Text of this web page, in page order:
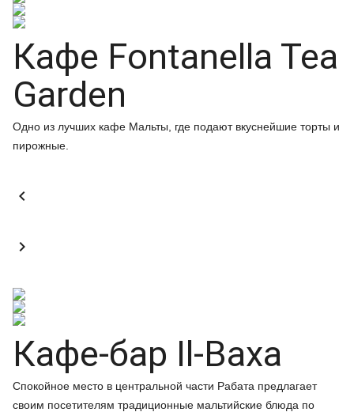
Кафе Fontanella Tea
Garden
Одно из лучших кафе Мальты, где подают вкуснейшие торты и
пирожные.


Кафе-бар Il-Baxa
Спокойное место в центральной части Рабата предлагает
своим посетителям традиционные мальтийские блюда по